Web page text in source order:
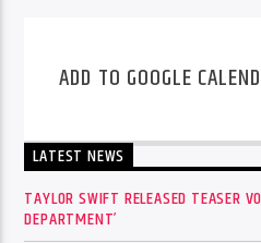
ADD TO GOOGLE
LATEST NEWS
TAYLOR SWIFT RELEASED TEASER
DEPARTMENT’